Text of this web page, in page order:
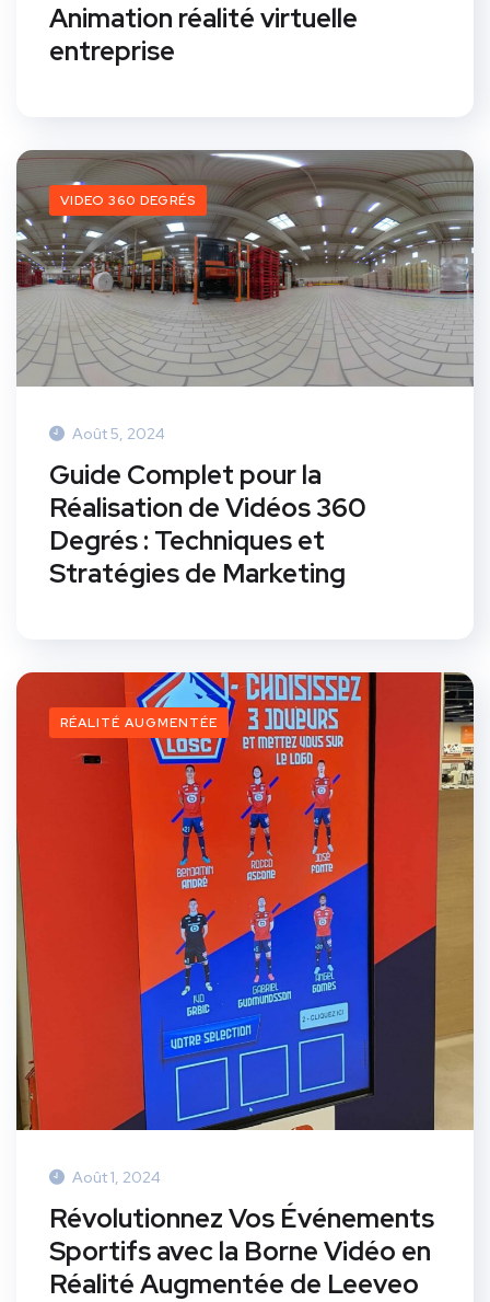
Animation réalité virtuelle
entreprise
VIDEO 360 DEGRÉS
Août 5, 2024
Guide Complet pour la
Réalisation de Vidéos 360
Degrés : Techniques et
Stratégies de Marketing
RÉALITÉ AUGMENTÉE
Août 1, 2024
Révolutionnez Vos Événements
Sportifs avec la Borne Vidéo en
Réalité Augmentée de Leeveo